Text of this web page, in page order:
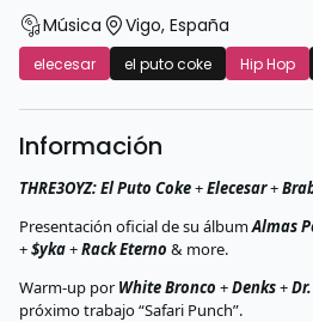
Música Vigo, España
elecesar el puto coke Hip Hop
Información
THRE3OYZ: El Puto Coke+Elecesar+
Presentación oficial de su álbumAlmas
+$yka+Rack Eterno & more.
Warm-up porWhite Bronco +Denks+
próximo trabajo “Safari Punch”.